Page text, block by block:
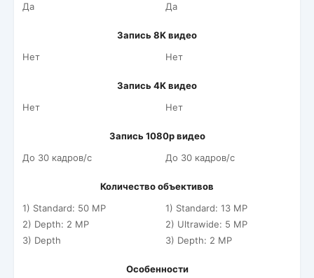
Да
Да
Запись 8K видео
Нет
Нет
Запись 4K видео
Нет
Нет
Запись 1080p видео
До 30 кадров/c
До 30 кадров/c
Количество объективов
1) Standard: 50 MP
2) Depth: 2 MP
3) Depth
1) Standard: 13 MP
2) Ultrawide: 5 MP
3) Depth: 2 MP
Особенности